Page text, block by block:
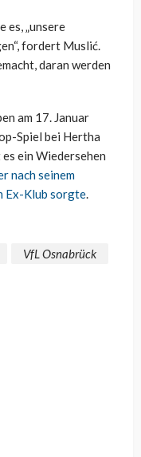
es, „unsere
fordert Muslić.
daran werden
am 17. Januar
Spiel bei Hertha
ein Wiedersehen
nach seinem
Ex-Klub sorgte
VfL Osnabrück